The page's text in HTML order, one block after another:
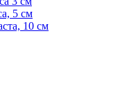
5 см
10 см